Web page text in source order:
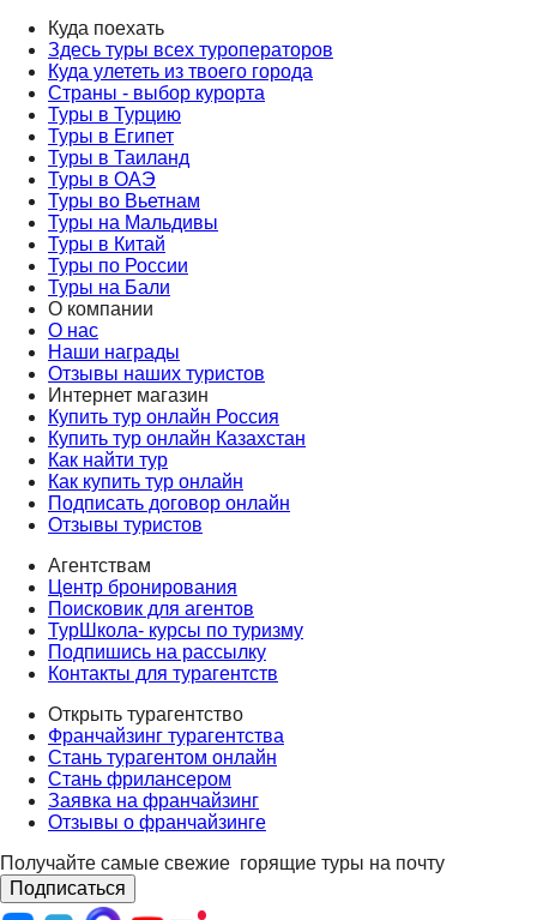
Куда поехать
Здесь туры всех туроператоров
Куда улететь из твоего города
Страны - выбор курорта
Туры в Турцию
Туры в Египет
Туры в Таиланд
Туры в ОАЭ
Туры во Вьетнам
Туры на Мальдивы
Туры в Китай
Туры по России
Туры на Бали
О компании
О нас
Наши награды
Отзывы наших туристов
Интернет магазин
Купить тур онлайн Россия
Купить тур онлайн Казахстан
Как найти тур
Как купить тур онлайн
Подписать договор онлайн
Отзывы туристов
Агентствам
Центр бронирования
Поисковик для агентов
ТурШкола- курсы по туризму
Подпишись на рассылку
Контакты для турагентств
Открыть турагентство
Франчайзинг турагентства
Стань турагентом онлайн
Стань фрилансером
Заявка на франчайзинг
Отзывы о франчайзинге
Получайте самые свежие горящие туры на почту
Подписаться